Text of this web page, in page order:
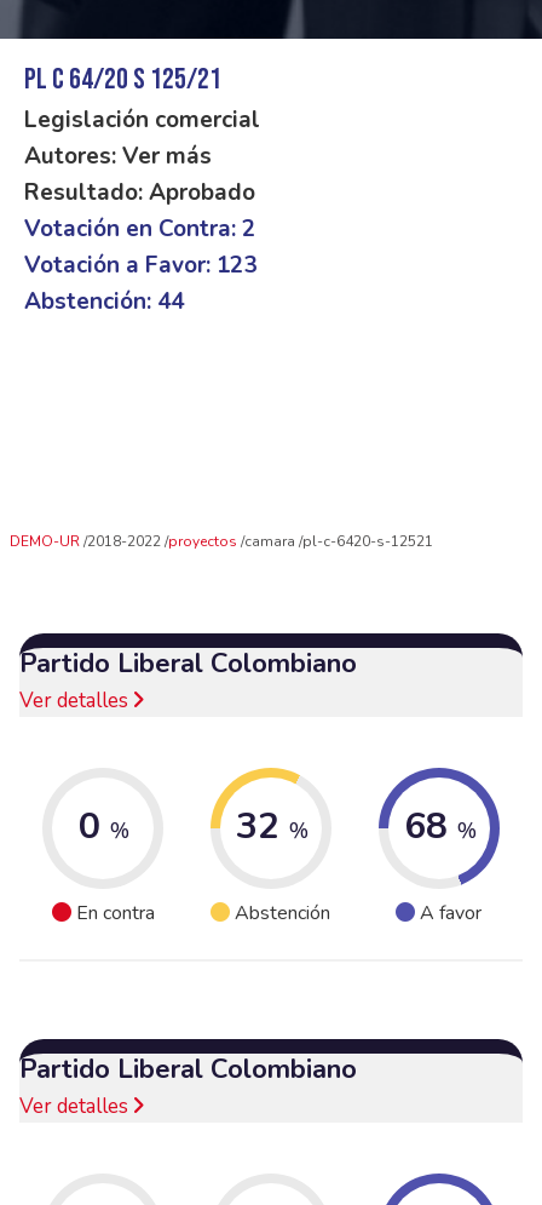
PL C 64/20 S 125/21
Legislación comercial
Autores: Ver más
Resultado: Aprobado
Votación en Contra: 2
Votación a Favor: 123
Abstención: 44
DEMO-UR 2018-2022 proyectos camara pl-c-6420-s-12521
Partido Liberal Colombiano
Ver detalles
0 %
En contra
32 %
Abstención
68 %
A favor
Partido Liberal Colombiano
Ver detalles